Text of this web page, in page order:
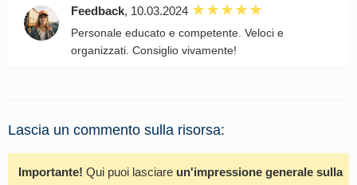
Feedback, 10.03.2024
Personale educato e competente. Veloci e
organizzati. Consiglio vivamente!
Lascia un commento sulla risorsa:
Importante! Qui puoi lasciare un'impressione generale sulla